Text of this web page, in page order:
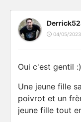
04/05/
Oui c'est gentil :)
Une jeune fille
poivrot et un
jeune fille tout